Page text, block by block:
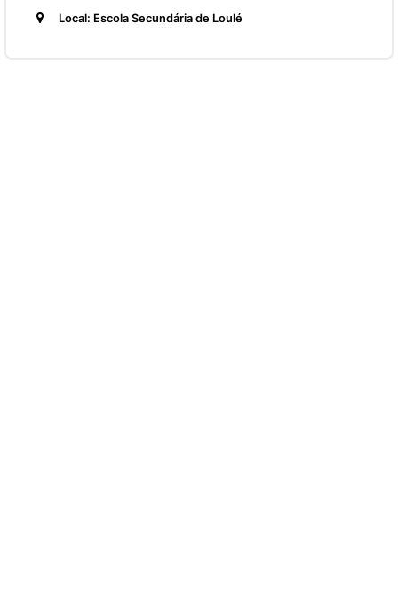
Local: Escola Secundária de Loulé